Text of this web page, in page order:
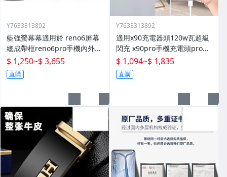
Y7633313892
藍強螢幕幕適用於 reno6屏幕
總成帶框reno6pro手機內外顯
示屏拆機原廠更換液晶玻璃維
修一體屏內屏外屏
$ 1,250~$ 3,655
直購
Y7633313892
適用x90充電器頭120w瓦超級
閃充 x90pro手機充電頭pro快
充插頭mcarney數據線80w套
裝
$ 1,094~$ 1,835
直購